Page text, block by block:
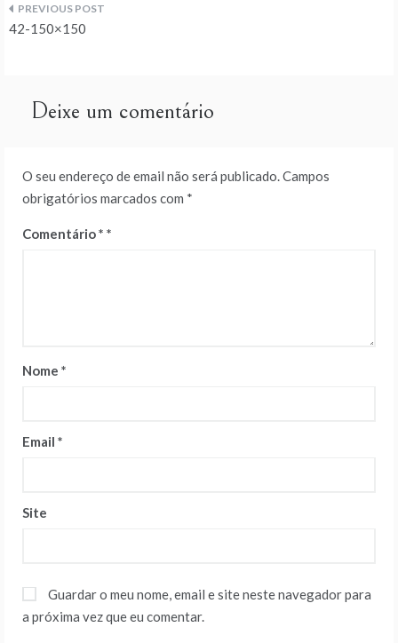
Navegação
artigos
42-150×150
Deixe um comentário
O seu endereço de email não será publicado.Campos
obrigatórios marcados com *
Comentário*
Nome *
Email *
Site
Guardar o meu nome, email e site neste navegador para
a próxima vez que eu comentar.